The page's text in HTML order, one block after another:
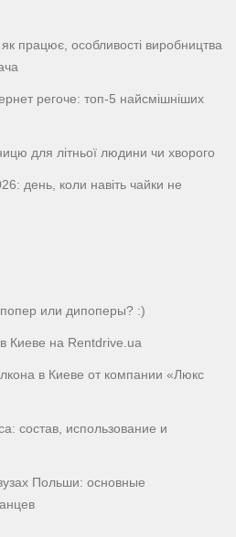
працює, особливості виробництва
регоче: топ-5 найсмішніших
для літньої людини чи хворого
день, коли навіть чайки не
или дипоперы? :)
Киеве на Rentdrive.ua
в Киеве от компании «Люкс
состав, использование и
Польши: основные